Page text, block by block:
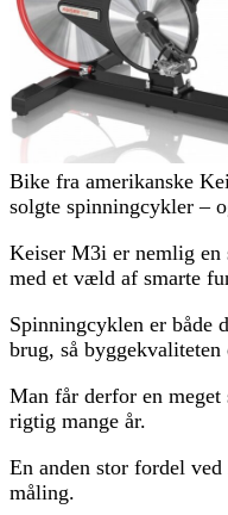
Bike fra amerikanske
solgte spinningcykler –
Keiser M3i er nemlig en
med et væld af smarte
Spinningcyklen er både
brug, så byggekvaliteten
Man får derfor en
rigtig mange år.
En anden stor fordel
måling.